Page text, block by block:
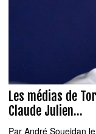
Les médias de
Claude Julien...
Par André Soueidan